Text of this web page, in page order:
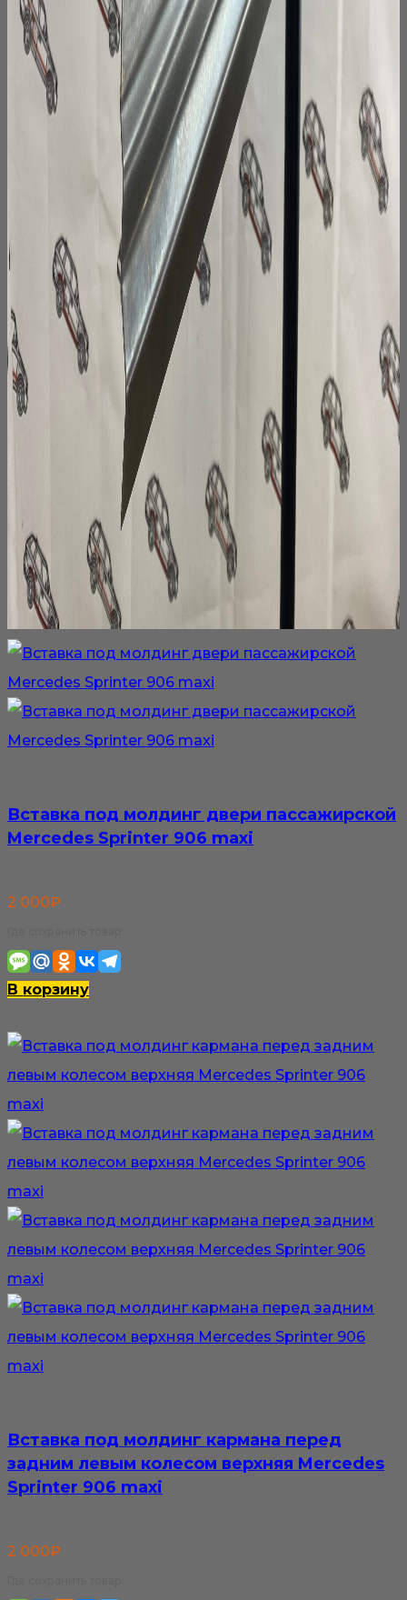
Вставка под молдинг двери пассажирской
Mercedes Sprinter 906 maxi
2 000₽
В корзину
Вставка под молдинг кармана перед
задним левым колесом верхняя Mercedes
Sprinter 906 maxi
2 000₽